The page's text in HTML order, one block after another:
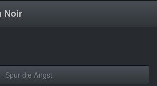
Noir
Spür die Angst